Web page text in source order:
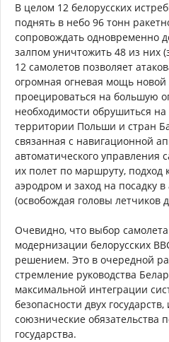
В целом 12 белорусских
поднять в небо 96 тонн
сопровождать одновременно
залпом уничтожить 48 из них
12 самолетов позволяет
огромная огневая мощь новой
проецироваться на большую
необходимости обрушиться
территории Польши и стран
связанная с навигационной
автоматического управления
их полет по маршруту, подход
аэродром и заход на посадку
(освобождая головы летчиков
Очевидно, что выбор
модернизации белорусских
решением. Это в очередной
стремление руководства
максимальной интеграции
безопасности двух
союзнические обязательства
государства.